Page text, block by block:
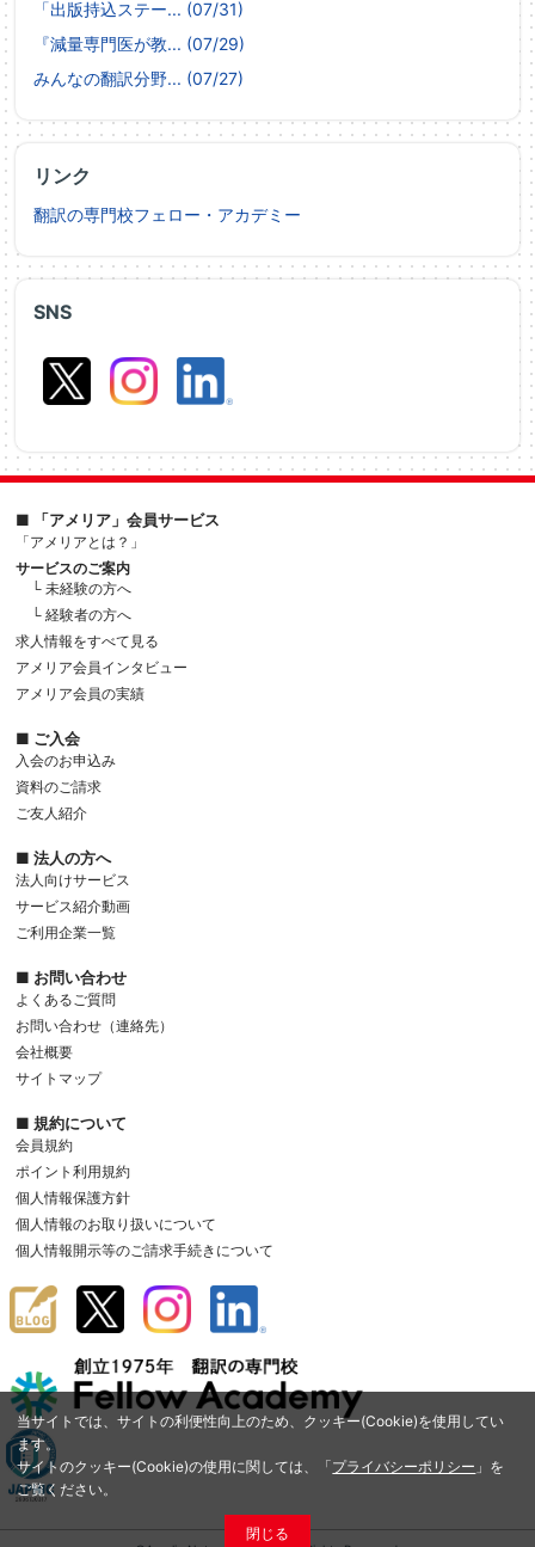
当サイトでは、サイトの利便性向上のため、クッキー(Cookie)を使用してい
ます。
サイトのクッキー(Cookie)の使用に関しては、「プライバシーポリシー 」を
ご覧ください。
閉じる
SNS
「出版持込ステー... (07/31)
『減量専門医が教... (07/29)
みんなの翻訳分野... (07/27)
リンク
翻訳の専門校フェロー・アカデミー
■ 「アメリア」会員サービス
「アメリアとは？」
サービスのご案内
└ 未経験の方へ
└ 経験者の方へ
求人情報をすべて見る
アメリア会員インタビュー
アメリア会員の実績
■ ご入会
入会のお申込み
資料のご請求
ご友人紹介
■ 法人の方へ
法人向けサービス
サービス紹介動画
ご利用企業一覧
■ お問い合わせ
よくあるご質問
お問い合わせ（連絡先）
会社概要
サイトマップ
■ 規約について
会員規約
ポイント利用規約
個人情報保護方針
個人情報のお取り扱いについて
個人情報開示等のご請求手続きについて